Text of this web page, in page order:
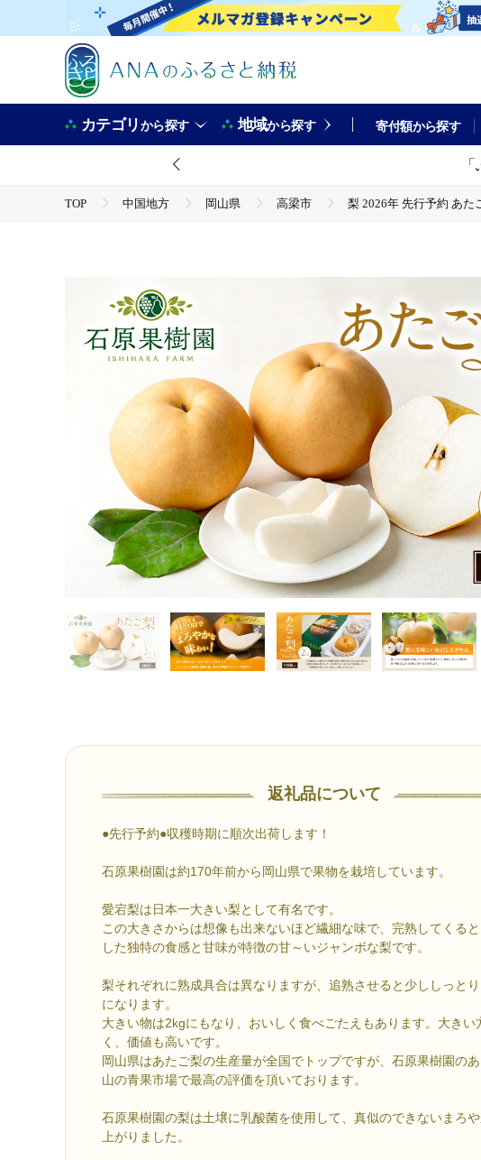
カテゴリから探す 地域から探す 寄付額から探す
TOP 中国地方 岡山県 高梁市
梨 2026年 先行予約 あた
返礼品について
●先行予約●収穫時期に順次出荷します！
石原果樹園は約170年前から岡山県で果物を栽培しています。
愛宕梨は日本一大きい梨として有名です。
この大きさからは想像も出来ないほど繊細な味で、完熟してくる
した独特の食感と甘味が特徴の甘～いジャンボな梨です。
梨それぞれに熟成具合は異なりますが、追熟させると少ししっと
になります。
大きい物は2kgにもなり、おいしく食べごたえもあります。大きい
く、価値も高いです。
岡山県はあたご梨の生産量が全国でトップですが、石原果樹園の
山の青果市場で最高の評価を頂いております。
石原果樹園の梨は土壌に乳酸菌を使用して、真似のできないまろ
上がりました。